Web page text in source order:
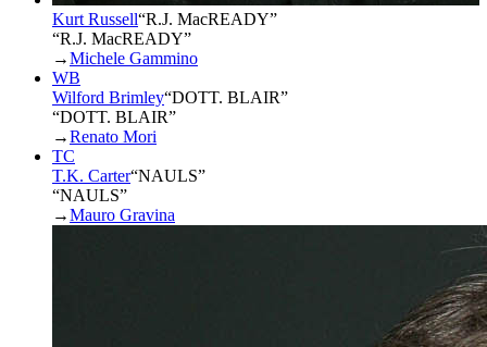
Kurt Russell“R.J. MacREADY”
“R.J. MacREADY”
→Michele Gammino
WB
Wilford Brimley“DOTT. BLAIR”
“DOTT. BLAIR”
→Renato Mori
TC
T.K. Carter“NAULS”
“NAULS”
→Mauro Gravina